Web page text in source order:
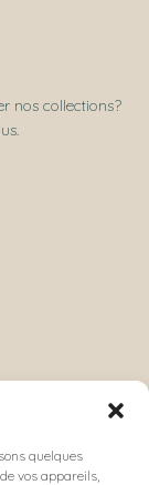
quelques
vos appareils,
nos collections?